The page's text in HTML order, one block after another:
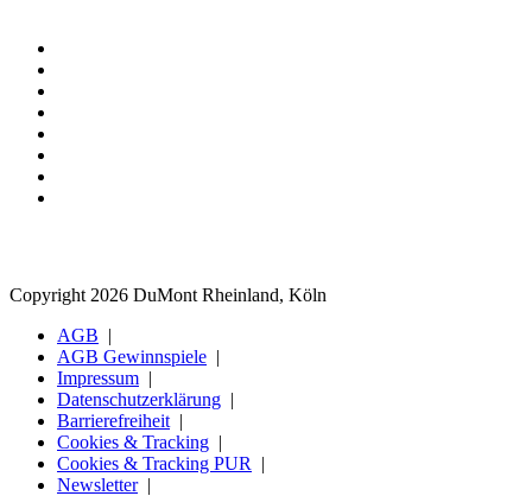
Copyright 2026 DuMont Rheinland, Köln
AGB
AGB Gewinnspiele
Impressum
Datenschutzerklärung
Barrierefreiheit
Cookies & Tracking
Cookies & Tracking PUR
Newsletter